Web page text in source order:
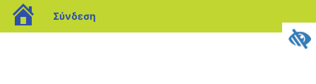
blogs.sch.gr
Σύνδεση